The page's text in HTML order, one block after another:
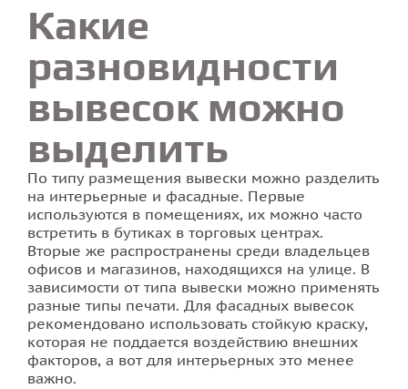
Какие
разновидности
вывесок можно
выделить
По типу размещения вывески можно разделить
на интерьерные и фасадные. Первые
используются в помещениях, их можно часто
встретить в бутиках в торговых центрах.
Вторые же распространены среди владельцев
офисов и магазинов, находящихся на улице. В
зависимости от типа вывески можно применять
разные типы печати. Для фасадных вывесок
рекомендовано использовать стойкую краску,
которая не поддается воздействию внешних
факторов, а вот для интерьерных это менее
важно.